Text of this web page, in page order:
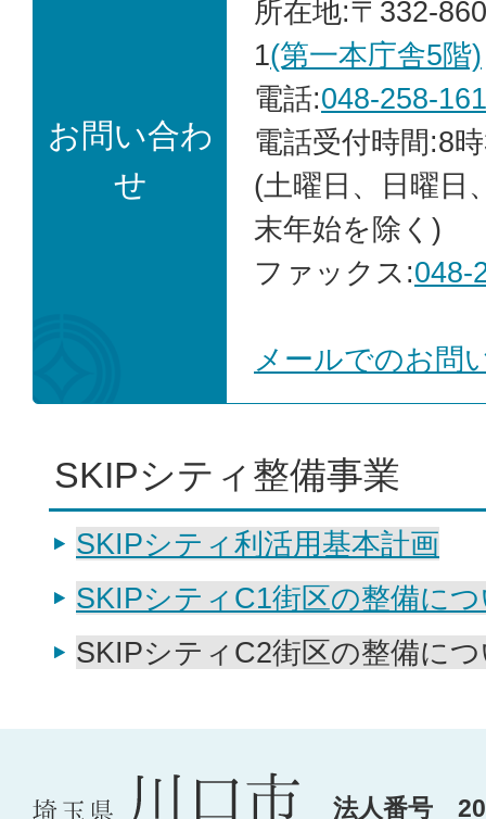
お問い合わ
せ
所在地:〒332-
1(第一本庁舎5階)
電話:048-258-
電話受付時間:8
(土曜日、日曜日
末年始を除く)
ファックス:048-
メールでのお問
SKIPシティ整備事業
SKIPシティ利活用基本計画
SKIPシティC1街区の整備に
SKIPシティC2街区の整備に
法人番号